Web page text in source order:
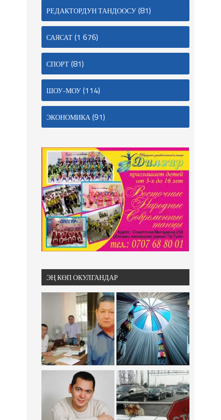
РЕДАКТОРДУН ТАНДООСУ(81)
САЯСАТ(1 676)
СПОРТ(81)
ШОУ-МОУ(114)
ЭКОНОМИКА(91)
ЭҢ КӨП ОКУЛГАНДАР